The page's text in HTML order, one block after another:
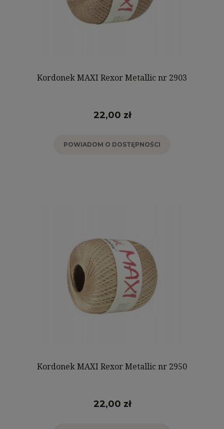
Kordonek MAXI Rexor Metallic nr 2903
22,00 zł
POWIADOM O DOSTĘPNOŚCI
Kordonek MAXI Rexor Metallic nr 2950
22,00 zł